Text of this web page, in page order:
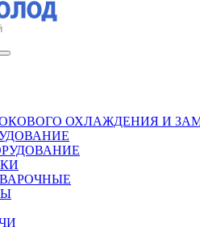
ОХЛАЖДЕНИЯ И